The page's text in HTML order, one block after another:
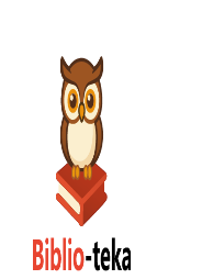
contenido